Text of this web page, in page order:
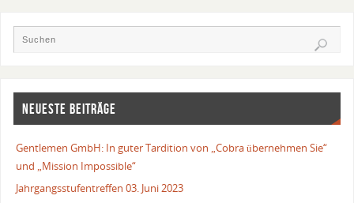
NEUESTE BEITRÄGE
Gentlemen GmbH: In guter Tardition von „Cobra übernehmen Sie“
und „Mission Impossible“
Jahrgangsstufentreffen 03. Juni 2023